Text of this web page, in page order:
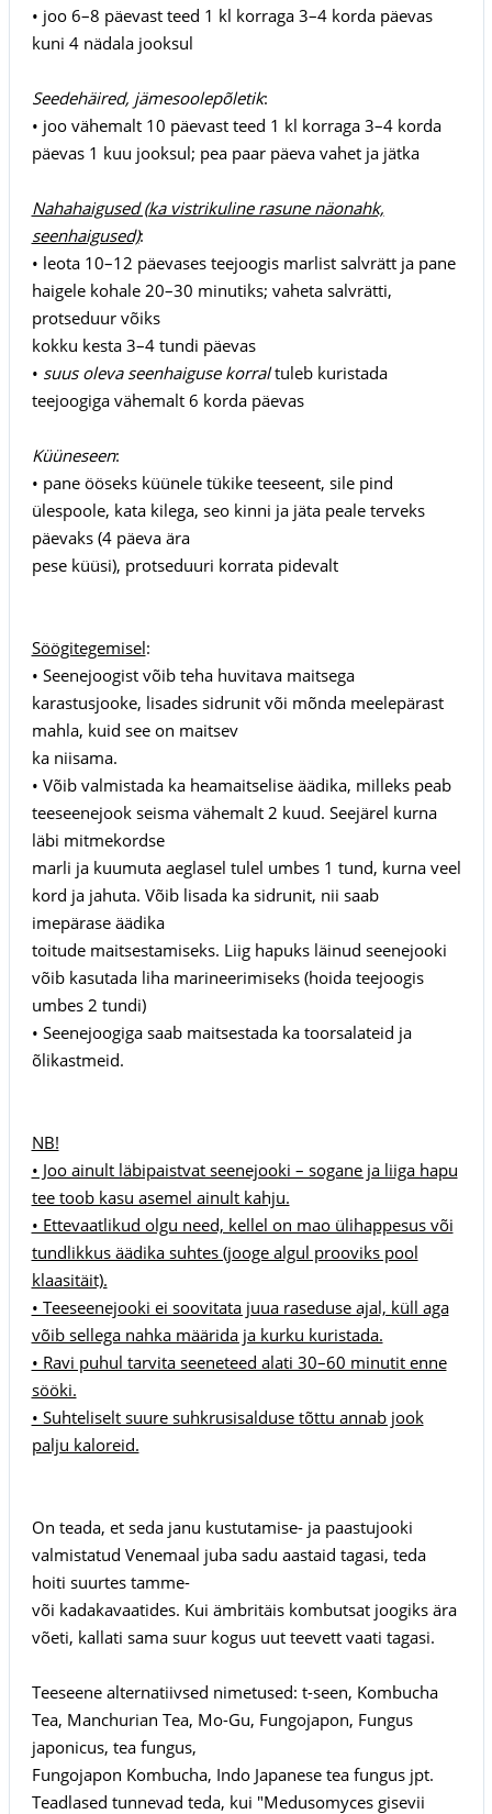
• joo 6–8 päevast teed 1 kl korraga 3–4 korda päevas
kuni 4 nädala jooksul
Seedehäired, jämesoolepõletik:
• joo vähemalt 10 päevast teed 1 kl korraga 3–4 korda
päevas 1 kuu jooksul; pea paar päeva vahet ja jätka
Nahahaigused (ka vistrikuline rasune näonahk,
seenhaigused):
• leota 10–12 päevases teejoogis marlist salvrätt ja pane
haigele kohale 20–30 minutiks; vaheta salvrätti,
protseduur võiks
kokku kesta 3–4 tundi päevas
• suus oleva seenhaiguse korraltuleb kuristada
teejoogiga vähemalt 6 korda päevas
Küüneseen:
• pane ööseks küünele tükike teeseent, sile pind
ülespoole, kata kilega, seo kinni ja jäta peale terveks
päevaks (4 päeva ära
pese küüsi), protseduuri korrata pidevalt
Söögitegemisel:
• Seenejoogist võib teha huvitava maitsega
karastusjooke, lisades sidrunit või mõnda meelepärast
mahla, kuid see on maitsev
ka niisama.
• Võib valmistada ka heamaitselise äädika, milleks peab
teeseenejook seisma vähemalt 2 kuud. Seejärel kurna
läbi mitmekordse
marli ja kuumuta aeglasel tulel umbes 1 tund, kurna veel
kord ja jahuta. Võib lisada ka sidrunit, nii saab
imepärase äädika
toitude maitsestamiseks. Liig hapuks läinud seenejooki
võib kasutada liha marineerimiseks (hoida teejoogis
umbes 2 tundi)
• Seenejoogiga saab maitsestada ka toorsalateid ja
õlikastmeid.
NB!
• Joo ainult läbipaistvat seenejooki – sogane ja liiga hapu
tee toob kasu asemel ainult kahju.
• Ettevaatlikud olgu need, kellel on mao ülihappesus või
tundlikkus äädika suhtes (jooge algul prooviks pool
klaasitäit).
• Teeseenejooki ei soovitata juua raseduse ajal, küll aga
võib sellega nahka määrida ja kurku kuristada.
• Ravi puhul tarvita seeneteed alati 30–60 minutit enne
sööki.
• Suhteliselt suure suhkrusisalduse tõttu annab jook
palju kaloreid.
On teada, et seda janu kustutamise- ja paastujooki
valmistatud Venemaal juba sadu aastaid tagasi, teda
hoiti suurtes tamme-
või kadakavaatides. Kui ämbritäis kombutsat joogiks ära
võeti, kallati sama suur kogus uut teevett vaati tagasi.
Teeseene alternatiivsed nimetused: t-seen, Kombucha
Tea, Manchurian Tea, Mo-Gu, Fungojapon, Fungus
japonicus, tea fungus,
Fungojapon Kombucha, Indo Japanese tea fungus jpt.
Teadlased tunnevad teda, kui "Medusomyces gisevii